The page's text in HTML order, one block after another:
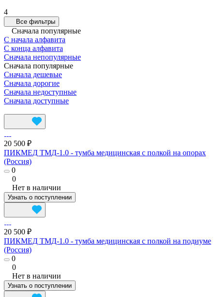
4
Все фильтры
Сначала популярные
С начала алфавита
С конца алфавита
Сначала непопулярные
Сначала популярные
Сначала дешевые
Сначала дорогие
Сначала недоступные
Сначала доступные
20 500 ₽
ПИКМЕД ТМД-1.0 - тумба медицинская с полкой на опорах
(Россия)
0
0
Нет в наличии
Узнать о поступлении
20 500 ₽
ПИКМЕД ТМД-1.0 - тумба медицинская с полкой на подиуме
(Россия)
0
0
Нет в наличии
Узнать о поступлении